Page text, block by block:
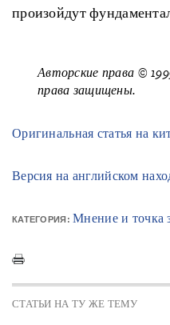
произойдут
Авторские права ©
права защищены.
Оригинальная статья на
Версия на английском
КАТЕГОРИЯ: Мнение и точка
СТАТЬИ НА ТУ ЖЕ ТЕМУ